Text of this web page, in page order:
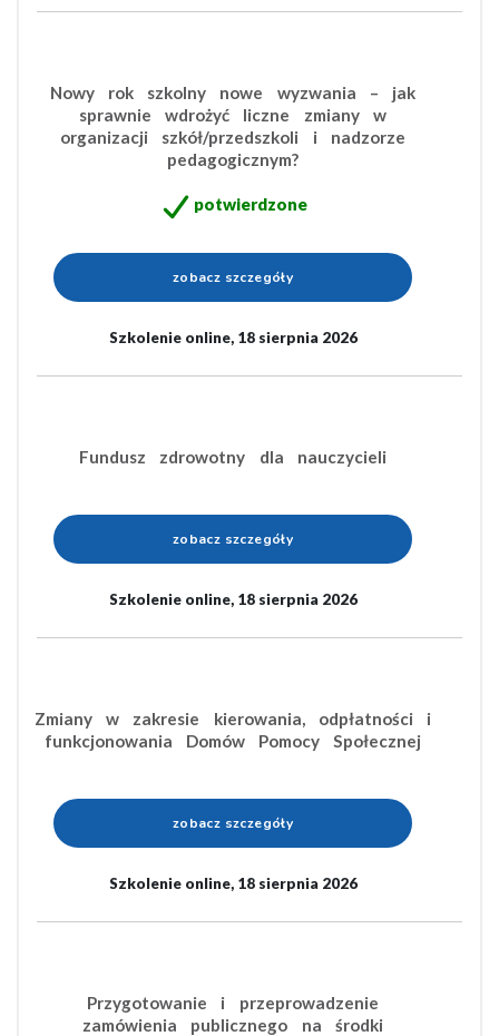
Nowy rok szkolny nowe wyzwania – jak
sprawnie wdrożyć liczne zmiany w
organizacji szkół/przedszkoli i nadzorze
pedagogicznym?
potwierdzone
zobacz szczegóły
Szkolenie online, 18 sierpnia 2026
Fundusz zdrowotny dla nauczycieli
zobacz szczegóły
Szkolenie online, 18 sierpnia 2026
Zmiany w zakresie kierowania, odpłatności i
funkcjonowania Domów Pomocy Społecznej
zobacz szczegóły
Szkolenie online, 18 sierpnia 2026
Przygotowanie i przeprowadzenie
zamówienia publicznego na środki